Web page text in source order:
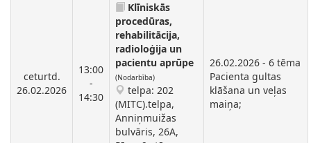
ceturtd.
26.02.2026
13:00
-
14:30
Klīniskās
procedūras,
rehabilitācija,
radioloģija un
pacientu aprūpe
(Nodarbība)
telpa: 202
(MITC).telpa,
Anniņmuižas
bulvāris, 26A,
26.02.2026 - 6 tēma
Pacienta gultas
klāšana un veļas
maiņa;